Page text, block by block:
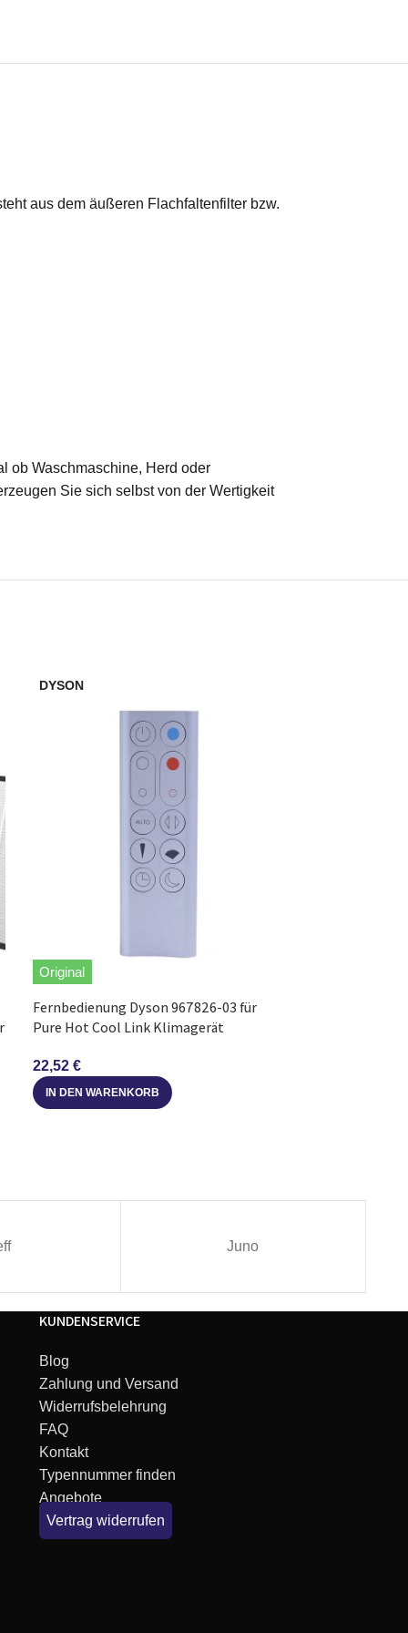
aus dem äußeren Flachfaltenfilter bzw.
ob Waschmaschine, Herd oder
Sie sich selbst von der Wertigkeit
DYSON
Original
Fernbedienung Dyson 967826-03 für
Pure Hot Cool Link Klimagerät
22,52 €
IN DEN WARENKORB
Juno
KUNDENSERVICE
Blog
Zahlung und Versand
Widerrufsbelehrung
FAQ
Kontakt
Typennummer finden
Angebote
Vertrag widerrufen